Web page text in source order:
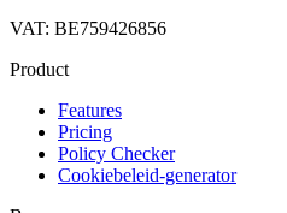
VAT: BE759426856
Product
Features
Pricing
Policy Checker
Cookiebeleid-generator